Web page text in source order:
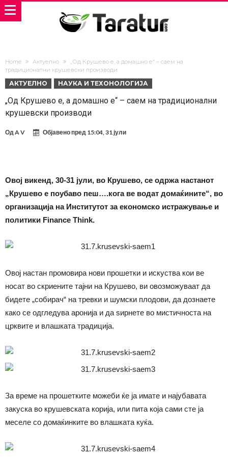
Home Актуелно
„Од Крушево е, а домашно е“ – саем на
традиционални крушевски производи
АКТУЕЛНО НАУКА И ТЕХОНОЛОГИЈА
„Од Крушево е, а домашно е“ – саем на традиционални
крушевски производи
ОдA V Објавено пред 15:04, 31 јули
Овој викенд, 30-31 јули, во Крушево, се одржа настанот
„Крушево е поубаво пеш….кога ве водат домаќините“, во
организација на Институтот за економско истражување и
политики Finance Think.
Овој настан промовира нови прошетки и искуства кои ве
носат во скриените тајни на Крушево, ви овозможуваат да
бидете „собирач“ на тревки и шумски плодови, да дознаете
како се одгледува аронија и да ѕирнете во мистичноста на
црквите и влашката традиција.
За време на прошетките можеби ќе ја имате и најубавата
закуска во крушевската корија, или пита која сами сте ја
меселе со домаќинките во влашката куќа.